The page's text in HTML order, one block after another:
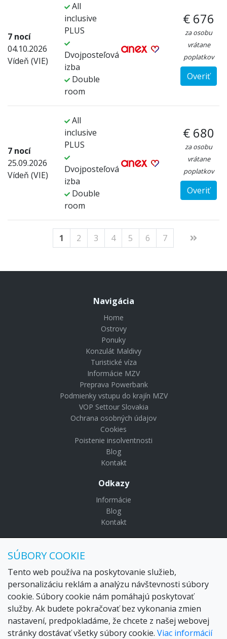
7 nocí
04.10.2026
Vídeň (VIE)
All
inclusive
PLUS
Dvojposteľová
izba
Double
room
€ 676
za osobu
vrátane
poplatkov
Overiť
7 nocí
25.09.2026
Vídeň (VIE)
All
inclusive
PLUS
Dvojposteľová
izba
Double
room
€ 680
za osobu
vrátane
poplatkov
Overiť
1 2 3 4 5 6 7
Navigácia
Home
Ostrovy
Ponuky
Konzulát Maldivy
Turistické víza
Informácie MZV
Preprava Powerbank
Podmienky vstupu do krajín MZV
VOP Settour Slovakia
Ochrana osobných údajov
Cookies
Poistenie insolventnosti
Blog
Kontakt
Odkazy
Informácie
Blog
Kontakt
Maldivy.sk je značkou
Sídlo:Lazaretská 29, Bratislava 81109
Email:settour@settour.sk
Telefón: 02 529 279 17, 529 328 68-9
IČO: 36179825
IČ-DPH:SK2020057314
OR SRBratislava I. odd.: Sro, vložka: 29873/V
SÚBORY COOKIE
Tento web používa na poskytovanie služieb,
personalizáciu reklám a analýzu návštevnosti súbory
cookie. Súbory cookie nám pomáhajú poskytovať
služby. Ak budete pokračovať bez vykonania zmien
nastavení, predpokladáme, že chcete z našej webovej
stránky dostávať všetky súbory cookie. Viac informácií